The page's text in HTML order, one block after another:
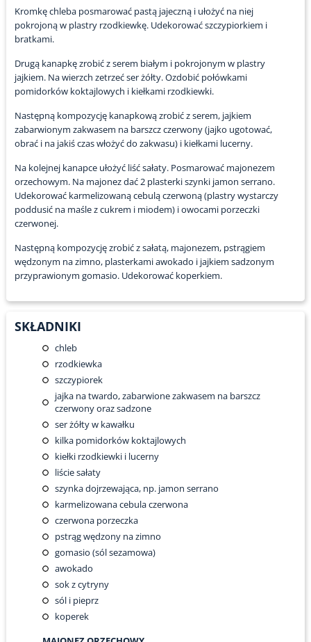
Kromkę chleba posmarować pastą jajeczną i ułożyć na niej
pokrojoną w plastry rzodkiewkę. Udekorować szczypiorkiem i
bratkami.
Drugą kanapkę zrobić z serem białym i pokrojonym w plastry
jajkiem. Na wierzch zetrzeć ser żółty. Ozdobić połówkami
pomidorków koktajlowych i kiełkami rzodkiewki.
Następną kompozycję kanapkową zrobić z serem, jajkiem
zabarwionym zakwasem na barszcz czerwony (jajko ugotować,
obrać i na jakiś czas włożyć do zakwasu) i kiełkami lucerny.
Na kolejnej kanapce ułożyć liść sałaty. Posmarować majonezem
orzechowym. Na majonez dać 2 plasterki szynki jamon serrano.
Udekorować karmelizowaną cebulą czerwoną (plastry wystarczy
poddusić na maśle z cukrem i miodem) i owocami porzeczki
czerwonej.
Następną kompozycję zrobić z sałatą, majonezem, pstrągiem
wędzonym na zimno, plasterkami awokado i jajkiem sadzonym
przyprawionym gomasio. Udekorować koperkiem.
SKŁADNIKI
chleb
rzodkiewka
szczypiorek
jajka na twardo, zabarwione zakwasem na barszcz
czerwony oraz sadzone
ser żółty w kawałku
kilka pomidorków koktajlowych
kiełki rzodkiewki i lucerny
liście sałaty
szynka dojrzewająca, np. jamon serrano
karmelizowana cebula czerwona
czerwona porzeczka
pstrąg wędzony na zimno
gomasio (sól sezamowa)
awokado
sok z cytryny
sól i pieprz
koperek